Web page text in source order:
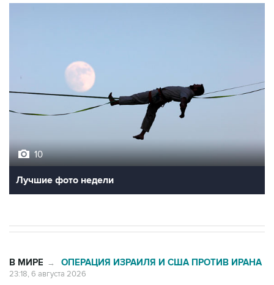
10
Лучшие фото недели
В МИРЕ → ОПЕРАЦИЯ ИЗРАИЛЯ И США ПРОТИВ ИРАНА
23:18, 6 августа 2026